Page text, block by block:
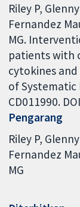
Riley P,
Fernandez
MG.
patients with
cytokines
of Systematic
CD011990.
Pengarang
Riley P
Fernandez
MG